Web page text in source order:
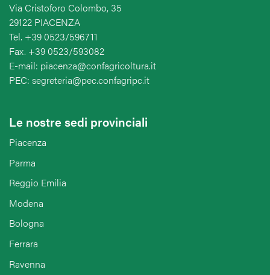
Via Cristoforo Colombo, 35
29122 PIACENZA
Tel. +39 0523/596711
Fax. +39 0523/593082
E-mail: piacenza@confagricoltura.it
PEC: segreteria@pec.confagripc.it
Le nostre sedi provinciali
Piacenza
Parma
Reggio Emilia
Modena
Bologna
Ferrara
Ravenna